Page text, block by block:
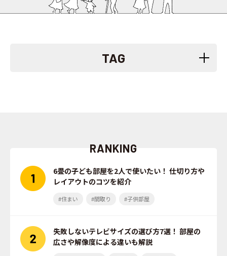
TAG
RANKING
6畳の子ども部屋を2人で使いたい！ 仕切り方や
レイアウトのコツを紹介
#住まい #間取り #子供部屋
失敗しないテレビサイズの選び方7選！ 部屋の
広さや解像度による違いも解説